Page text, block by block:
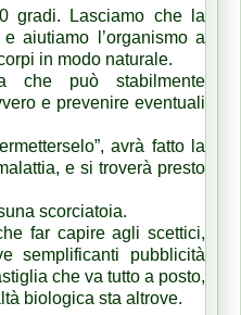
gradi. Lasciamo che la
aiutiamo l’organismo a
in modo naturale.
che può stabilmente
e prevenire eventuali
avrà fatto la
e si troverà presto
scorciatoia.
far capire agli scettici,
semplificanti pubblicità
che va tutto a posto,
biologica sta altrove.